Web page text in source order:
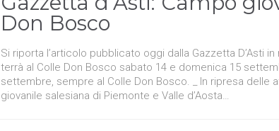
Don Bosco
Si riporta l’articolo pubblicato oggi dalla Gazzetta D’Asti
terrà al Colle Don Bosco sabato 14 e domenica 15
settembre, sempre al Colle Don Bosco. _ In ripresa delle
giovanile salesiana di Piemonte e Valle d’Aosta…